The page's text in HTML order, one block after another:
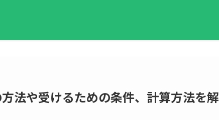
法や受けるための条件、計算方法を解